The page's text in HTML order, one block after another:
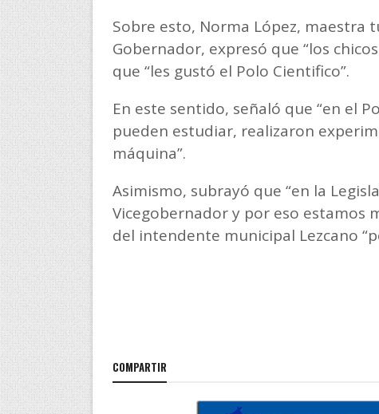
Sobre esto, Norma López, maestra
Gobernador, expresó que “los
que “les gustó el Polo Cientifico”.
En este sentido, señaló que “en el
pueden estudiar, realizaron
máquina”.
Asimismo, subrayó que “en la
Vicegobernador y por eso estamos
del intendente municipal Lezcano
COMPARTIR